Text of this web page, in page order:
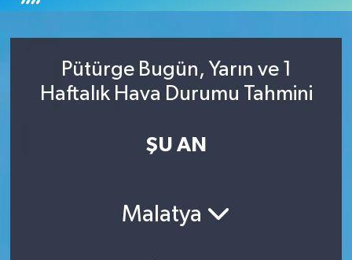
Pütürge Bugün, Yarın ve 1
Haftalık Hava Durumu Tahmini
ŞU AN
Malatya
Genel
Gündem
Trafik Durumu
Süper Lig Puan Durumu ve Fikstür